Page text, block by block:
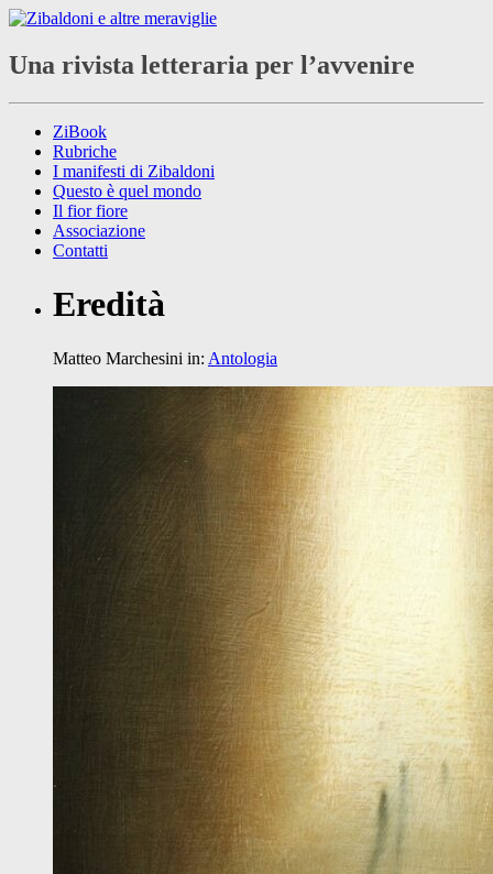
Una rivista letteraria per l’avvenire
ZiBook
Rubriche
I manifesti di Zibaldoni
Questo è quel mondo
Il fior fiore
Associazione
Contatti
Eredità
Matteo Marchesini in: Antologia